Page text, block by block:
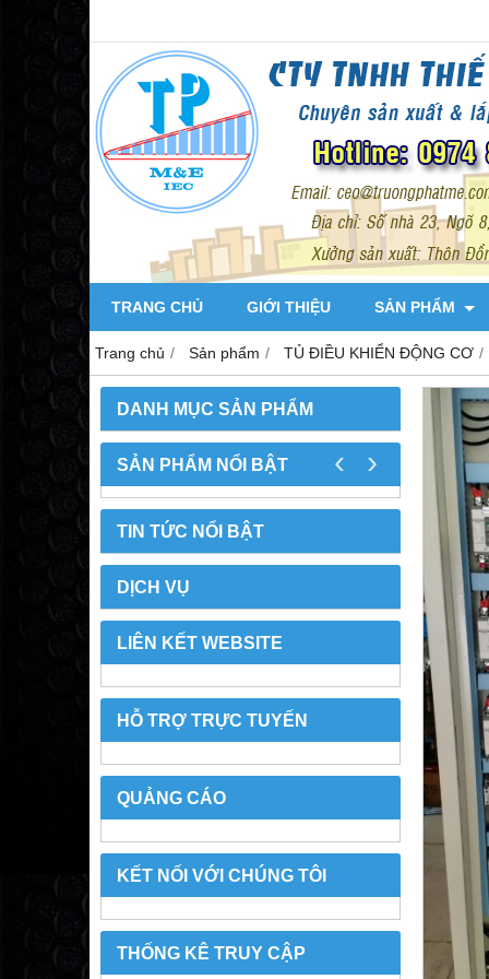
TRANG CHỦ GIỚI THIỆU SẢN PHẨM
Trang chủ Sản phẩm TỦ ĐIỀU KHIỂN ĐỘNG CƠ
DANH MỤC SẢN PHẨM
SẢN PHẨM NỔI BẬT ‹ ›
TIN TỨC NỔI BẬT
DỊCH VỤ
LIÊN KẾT WEBSITE
HỖ TRỢ TRỰC TUYẾN
QUẢNG CÁO
KẾT NỐI VỚI CHÚNG TÔI
THỐNG KÊ TRUY CẬP